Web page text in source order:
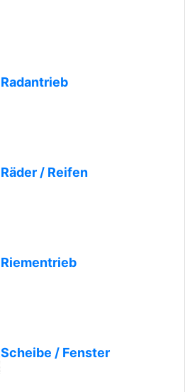
Radantrieb
Räder / Reifen
Riementrieb
Scheibe / Fenster